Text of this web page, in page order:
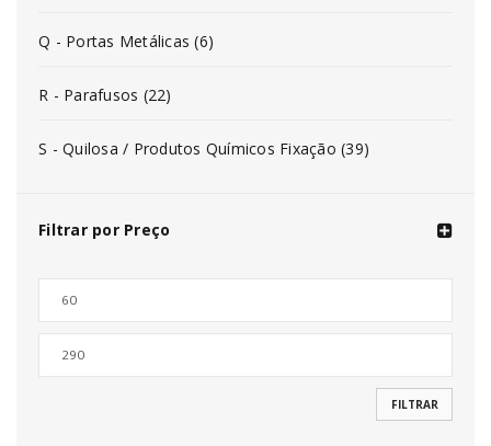
Q - Portas Metálicas (6)
R - Parafusos (22)
S - Quilosa / Produtos Químicos Fixação (39)
Filtrar por Preço
FILTRAR